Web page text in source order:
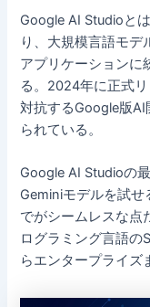
Google AI Studioと
り、大規模言語モデ
アプリケーションに
る。2024年に正式
対抗するGoogle版
られている。
Google AI Studioの
Geminiモデルを試せ
でがシームレスな点
ログラミング言語の
らエンタープライズ